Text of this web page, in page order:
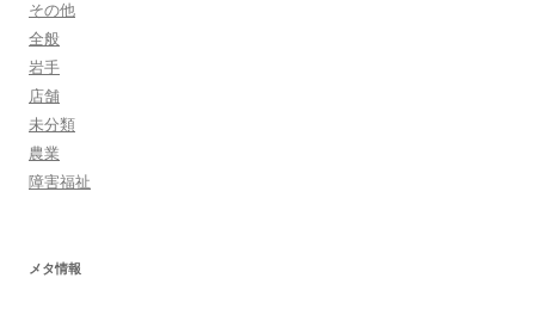
その他
全般
岩手
店舗
未分類
農業
障害福祉
メタ情報